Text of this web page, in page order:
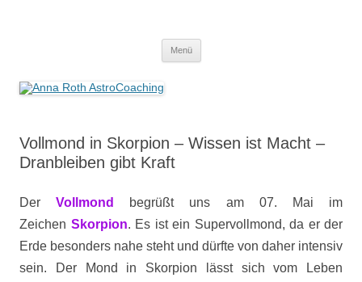
Menü
Vollmond in Skorpion – Wissen ist Macht –
Dranbleiben gibt Kraft
DerVollmond
begrüßt uns am 07. Mai im
Zeichen Skorpion. Es ist ein Supervollmond, da er der
Erde besonders nahe steht und dürfte von daher intensiv
sein. Der Mond in Skorpion lässt sich vom Leben